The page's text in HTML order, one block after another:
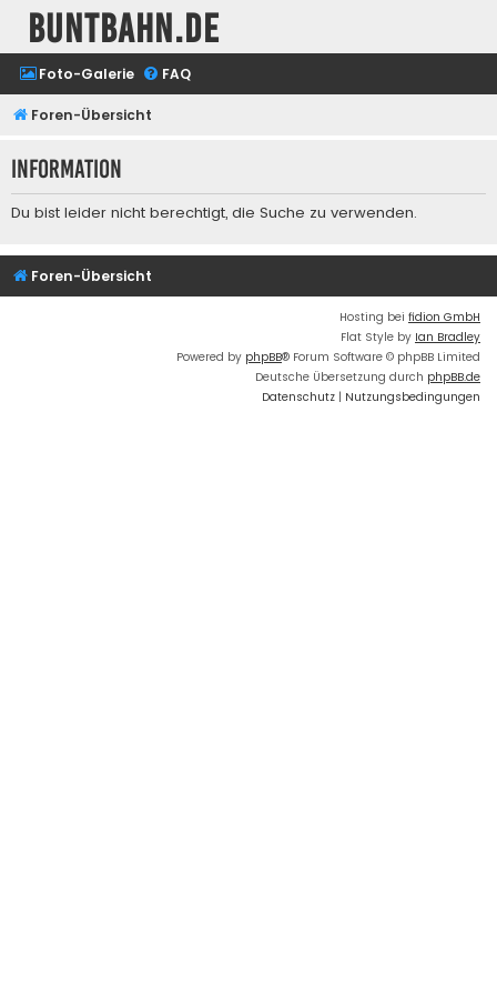
buntbahn.de
Foto-Galerie FAQ
Foren-Übersicht
Information
Du bist leider nicht berechtigt, die Suche zu verwenden.
Foren-Übersicht
Hosting bei fidion GmbH
Flat Style by Ian Bradley
Powered by phpBB® Forum Software © phpBB Limited
Deutsche Übersetzung durch phpBB.de
Datenschutz | Nutzungsbedingungen